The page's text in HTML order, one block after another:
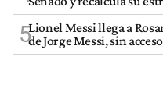
5Lionel Messi llega a
de Jorge Messi, sin